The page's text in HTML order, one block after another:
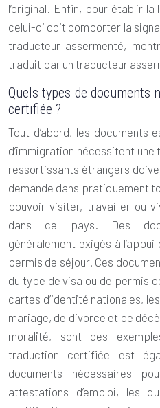
l’original. Enfin, pour établir
celui-ci doit comporter la
traducteur assermenté,
traduit par un traducteur
Quels types de documents
certifiée ?
Tout d’abord, les documents
d’immigration nécessitent une
ressortissants étrangers
demande dans pratiquement
pouvoir visiter, travailler ou
dans ce pays. Des
généralement exigés à
permis de séjour. Ces
du type de visa ou de permis
cartes d’identité nationales,
mariage, de divorce et de
moralité, sont des
traduction certifiée est
documents nécessaires
attestations d’emploi, les